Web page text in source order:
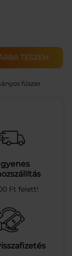
TESZEM
fűszer
Ft felett!